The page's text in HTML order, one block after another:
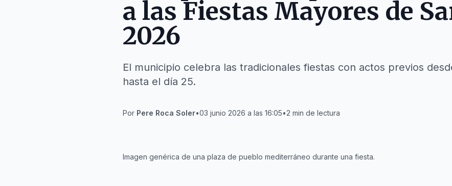
a las Fiestas Mayores de
2026
El municipio celebra las tradicionales fiestas con actos previos
hasta el día 25.
Por Pere Roca Soler•03 junio 2026 a las 16:05•2 min de lectura
Imagen genérica de una plaza de pueblo mediterráneo durante una fiesta.